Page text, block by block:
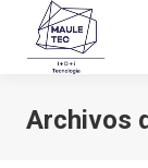
Archivos